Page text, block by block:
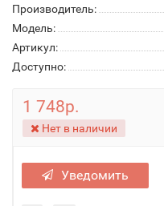
Производитель:
Модель:
Артикул:
Доступно:
1 748р.
Нет в наличии
Уведомить